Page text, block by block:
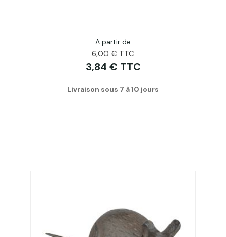
A partir de
6,00 € TTC
3,84 € TTC
Livraison sous 7 à 10 jours